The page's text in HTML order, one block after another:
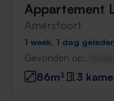
Appartement
Amersfoort
1 week, 1 dag
Gevonden op:
86m² 3